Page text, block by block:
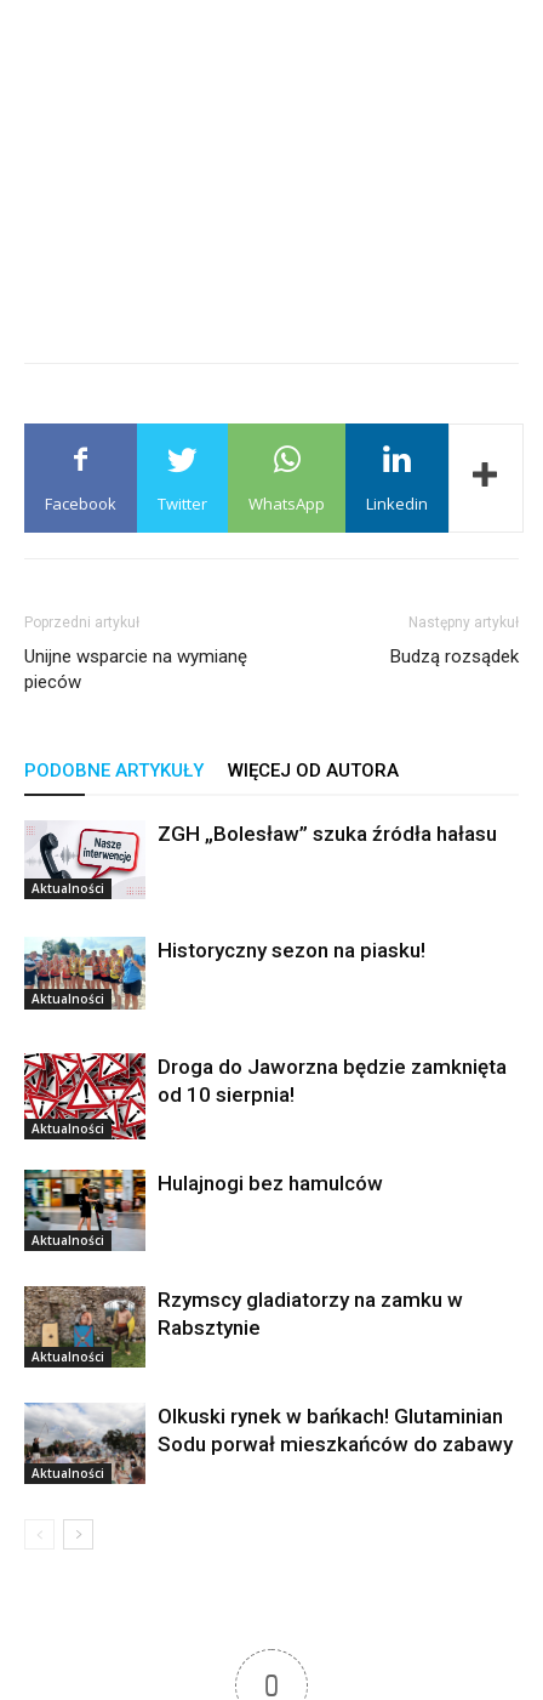
Facebook Twitter WhatsApp Linkedin
Poprzedni artykuł
Unijne wsparcie na wymianę
pieców
Następny artykuł
Budzą rozsądek
PODOBNE ARTYKUŁY WIĘCEJ OD AUTORA
Aktualności
ZGH „Bolesław” szuka źródła hałasu
Aktualności
Historyczny sezon na piasku!
Aktualności
Droga do Jaworzna będzie zamknięta
od 10 sierpnia!
Aktualności
Hulajnogi bez hamulców
Aktualności
Rzymscy gladiatorzy na zamku w
Rabsztynie
Aktualności
Olkuski rynek w bańkach! Glutaminian
Sodu porwał mieszkańców do zabawy
0